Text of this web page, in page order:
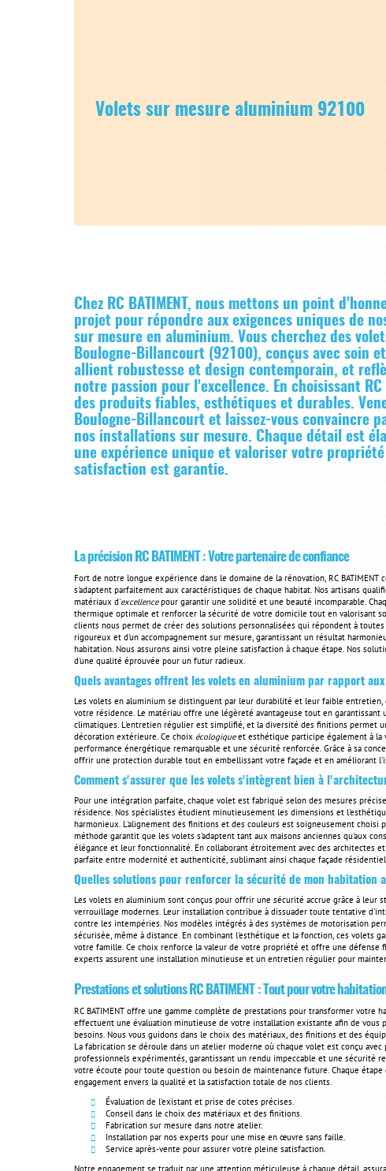
Volets sur mesure aluminium 92100
Chez RC BATIMENT, nous mettons un point
projet pour répondre aux exigences uniques de
sur mesure en aluminium. Vous cherchez des
Boulogne-Billancourt (92100), conçus avec soin
allient robustesse et design contemporain, et
notre passion pour l'excellence. En choisissant RC
des produits fiables, esthétiques et durables.
Boulogne-Billancourt et laissez-vous convaincre
nos installations sur mesure. Chaque détail est
une expérience unique et valoriser votre
satisfaction est garantie.
La précision RC BATIMENT : Votre partenaire de confiance
Fort de notre longue expérience dans le domaine de la rénovation, RC
s'adaptent parfaitement aux caractéristiques de chaque habitat. Nos artisans
matériaux d'excellencepour garantir une solidité et une beauté incomparable.
thermique optimale et renforcer la sécurité de votre domicile tout en valorisant
clients nous permet de créer des solutions personnalisées qui répondent à
rigoureux et d'un accompagnement sur mesure, garantissant un résultat
habitation. Nous assurons ainsi votre pleine satisfaction à chaque étape. Nos
d'une qualité éprouvée pour un futur radieux.
Quels avantages offrent les volets en aluminium par rapport
Les volets en aluminium se distinguent par leur durabilité et leur faible
votre résidence. Le matériau offre une légèreté avantageuse tout en garantissant
climatiques. L'entretien régulier est simplifié, et la diversité des finitions permet
décoration extérieure. Ce choix écologiqueet esthétique participe également à la
performance énergétique remarquable et une sécurité renforcée. Grâce à sa
offrir une protection durable tout en embellissant votre façade et en améliorant
Comment s'assurer que les volets s'intègrent bien à
Pour une intégration parfaite, chaque volet est fabriqué selon des mesures
résidence. Nos spécialistes étudient minutieusement les dimensions et
harmonieux. L'alignement des finitions et des couleurs est soigneusement choisi
méthode garantit que les volets s'adaptent tant aux maisons anciennes qu'aux
élégance et leur fonctionnalité. En collaborant étroitement avec des architectes
parfaite entre modernité et authenticité, sublimant ainsi chaque façade
Quelles solutions pour renforcer la sécurité de mon habitation
Les volets en aluminium sont conçus pour offrir une sécurité accrue grâce à leur
verrouillage modernes. Leur installation contribue à dissuader toute tentative
contre les intempéries. Nos modèles intégrés à des systèmes de motorisation
sécurisée, même à distance. En combinant l'esthétique et la fonction, ces volets
votre famille. Ce choix renforce la valeur de votre propriété et offre une défense
experts assurent une installation minutieuse et un entretien régulier pour
Prestations et solutions RC BATIMENT : Tout pour votre
RC BATIMENT offre une gamme complète de prestations pour transformer votre
effectuent une évaluation minutieuse de votre installation existante afin de vous
besoins. Nous vous guidons dans le choix des matériaux, des finitions et des
La fabrication se déroule dans un atelier moderne où chaque volet est conçu
professionnels expérimentés, garantissant un rendu impeccable et une sécurité
votre écoute pour toute question ou besoin de maintenance future. Chaque
engagement envers la qualité et la satisfaction totale de nos clients.
Évaluation de l'existant et prise de cotes précises.
Conseil dans le choix des matériaux et des finitions.
Fabrication sur mesure dans notre atelier.
Installation par nos experts pour une mise en œuvre sans faille.
Service après-vente pour assurer votre pleine satisfaction.